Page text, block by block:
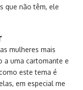
que não têm, ele
mulheres mais
a uma cartomante e
este tema é
em especial me